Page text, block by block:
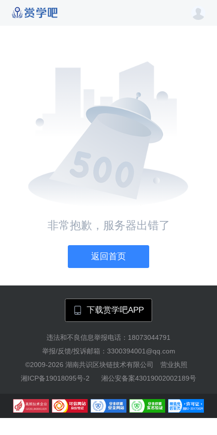
非常抱歉，服务器出错了
返回首页
下载赏学吧APP
违法和不良信息举报电话：18073044791
举报/反馈/投诉邮箱：3300394001@qq.com
©2009-2026 湖南共识区块链技术有限公司
营业执照
湘ICP备19018095号-2
湘公安备案43019002002189号